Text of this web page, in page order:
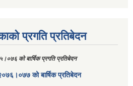
प्रगति प्रतिबेदन
को बार्षिक प्रगति प्रतिबेदन
को बार्षिक प्रतिबेदन